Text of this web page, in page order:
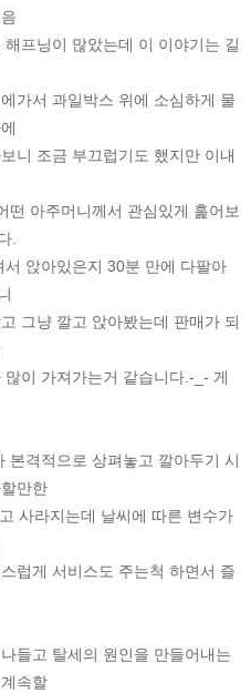
프닝이 많았는데 이 이야기는 길
가서 과일박스 위에 소심하게 물
니 조금 부끄럽기도 했지만 이내
떤 아주머니께서 관심있게 훑어보
.
앉아있은지 30분 만에 다팔아
그냥 깔고 앉아봤는데 판매가 되
이 가져가는거 같습니다.-_- 게
본격적으로 상펴놓고 깔아두기 시
만한
사라지는데 날씨에 따른 변수가
럽게 서비스도 주는척 하면서 즐
들고 탈세의 원인을 만들어내는
속할